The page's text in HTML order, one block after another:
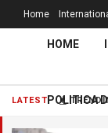
LATEST
Home
HOME
POLITICA